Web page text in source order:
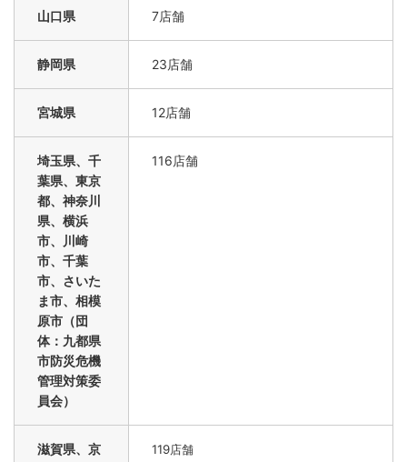
山口県 7店舗
静岡県 23店舗
宮城県 12店舗
埼玉県、千
葉県、東京
都、神奈川
県、横浜
市、川崎
市、千葉
市、さいた
ま市、相模
原市（団
体：九都県
市防災危機
管理対策委
員会）
116店舗
滋賀県、京
119店舗